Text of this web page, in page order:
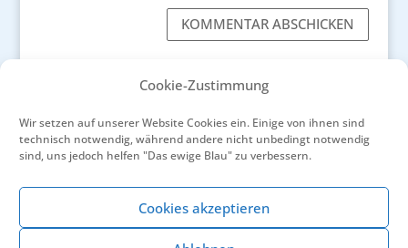
Cookie-Zustimmung
Wir setzen auf unserer Website Cookies ein. Einige von ihnen sind
technisch notwendig, während andere nicht unbedingt notwendig
sind, uns jedoch helfen "Das ewige Blau" zu verbessern.
Cookies akzeptieren
KOMMENTAR ABSCHICKEN
←Das weiße Gold der Camargue